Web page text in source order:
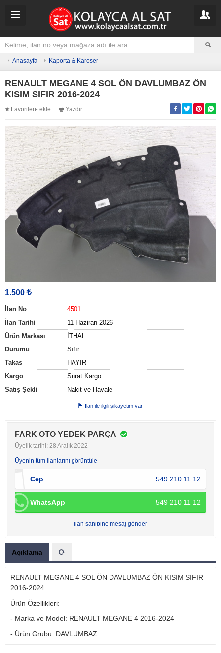
Anasayfa Kaporta & Karoser
RENAULT MEGANE 4 SOL ÖN DAVLUMBAZ ÖN
KISIM SIFIR 2016-2024
Favorilere ekle Yazdır
1.500
İlan No
4501
İlan Tarihi
11 Haziran 2026
Ürün Markası
İTHAL
Durumu
Sıfır
Takas
HAYIR
Kargo
Sürat Kargo
Satış Şekli
Nakit ve Havale
İlan ile ilgili şikayetim var
FARK OTO YEDEK PARÇA
Üyelik tarihi: 28 Aralık 2022
Üyenin tüm ilanlarını görüntüle
Cep 549 210 11 12
WhatsApp 549 210 11 12
İlan sahibine mesaj gönder
Açıklama
RENAULT MEGANE 4 SOL ÖN DAVLUMBAZ ÖN KISIM SIFIR
2016-2024
Ürün Özellikleri:
- Marka ve Model: RENAULT MEGANE 4 2016-2024
- Ürün Grubu: DAVLUMBAZ